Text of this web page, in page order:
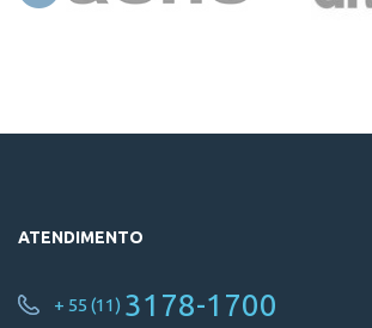
ATENDIMENTO
+ 55 (11) 3178-1700